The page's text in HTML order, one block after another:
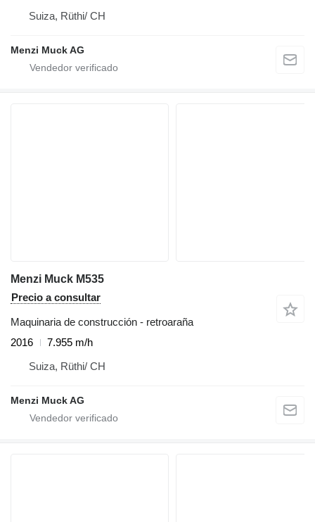
Suiza, Rüthi/ CH
Menzi Muck AG
Menzi Muck M535
Precio a consultar
Maquinaria de construcción - retroaraña
2016
7.955 m/h
Suiza, Rüthi/ CH
Menzi Muck AG